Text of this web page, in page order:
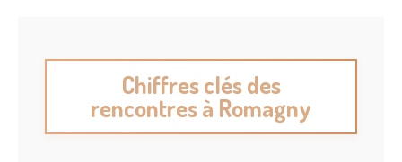
Chiffres clés des
rencontres à Romagny